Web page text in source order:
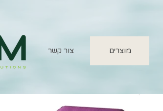
מוצרים צור קשר